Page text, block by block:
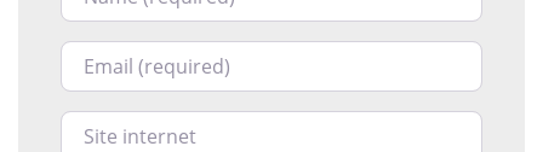
Courriel
Site internet